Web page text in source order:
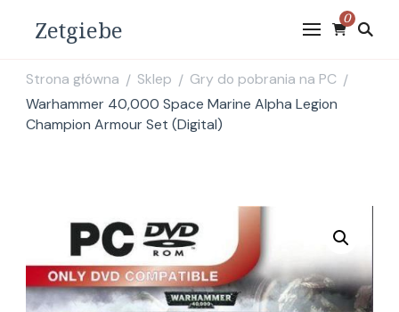
Zetgiebe 0
Strona główna / Sklep / Gry do pobrania na PC /
Warhammer 40,000 Space Marine Alpha Legion
Champion Armour Set (Digital)